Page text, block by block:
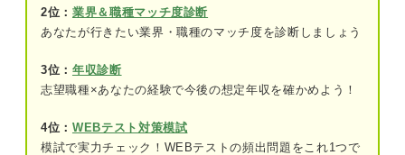
10年以内に働かなくてもお金がもらえる時代が来
働かないで生きるのが現実的に難しい理由
①まったく働かないなら30歳時点でも6,000
万程度は必要なため
2位： 業界＆職種マッチ度診断
あなたが行きたい業界・職種のマッチ度を診断しましょう
3位： 年収診断
志望職種×あなたの経験で今後の想定年収を確かめよう！
4位： WEBテスト対策模試
模試で実力チェック！WEBテストの頻出問題をこれ1つで